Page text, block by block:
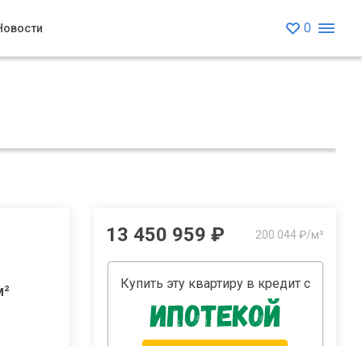
0
13 450 959 ₽ 200 044 ₽/м²
Купить эту квартиру в кредит с